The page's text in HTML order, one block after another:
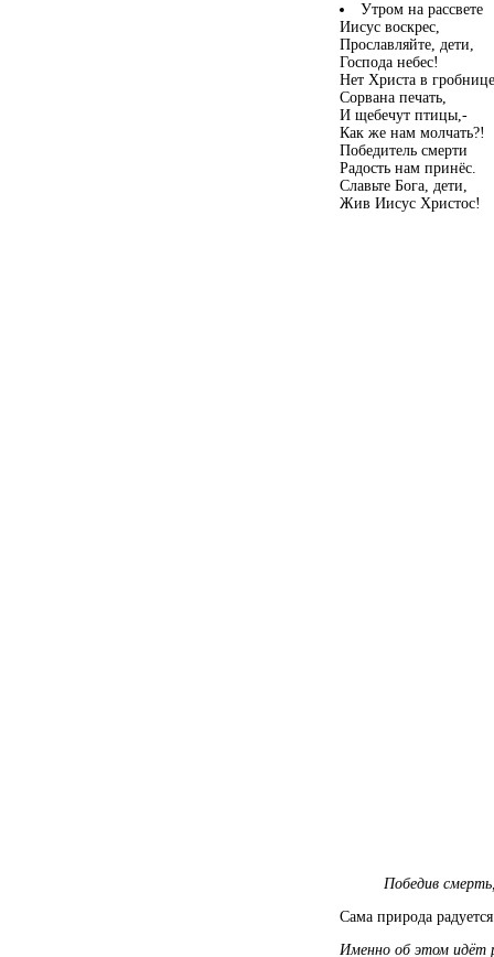
Утром на рассвете
Иисус воскрес,
Прославляйте, дети,
Господа небес!
Нет Христа в
Сорвана печать,
И щебечут птицы,-
Как же нам молчать?!
Победитель смерти
Радость нам принёс.
Славьте Бога, дети,
Жив Иисус Христос!
Победив
Сама природа
Именно об этом идёт